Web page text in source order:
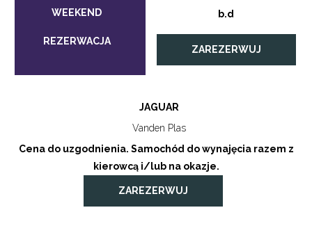
b.d
ZAREZERWUJ
JAGUAR
Vanden Plas
Cena do uzgodnienia. Samochód do wynajęcia razem z
kierowcą i/lub na okazje.
ZAREZERWUJ